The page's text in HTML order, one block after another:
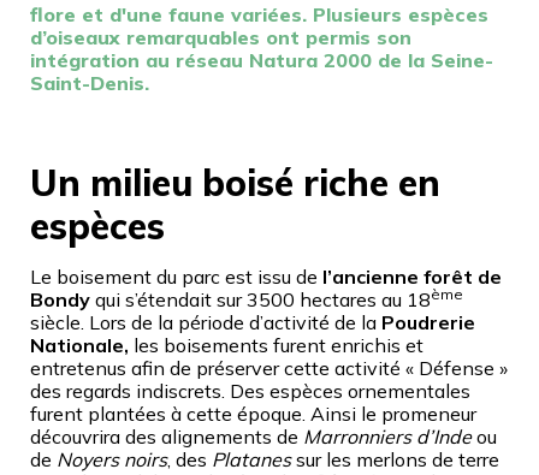
flore et d'une faune variées. Plusieurs espèces
d’oiseaux remarquables ont permis son
intégration au réseau Natura 2000 de la Seine-
Saint-Denis.
Un milieu boisé riche en
espèces
Le boisement du parc est issu de l’ancienne forêt de
Bondy qui s’étendait sur 3500 hectares au 18ème
siècle. Lors de la période d’activité de la Poudrerie
Nationale, les boisements furent enrichis et
entretenus afin de préserver cette activité « Défense »
des regards indiscrets. Des espèces ornementales
furent plantées à cette époque. Ainsi le promeneur
découvrira des alignements de Marronniers d’Indeou
de Noyers noirs, des Platanessur les merlons de terre